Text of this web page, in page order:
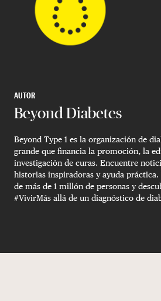
AUTOR
Beyond Diabetes
Beyond Type 1 es la organización de
grande que financia la promoción, la
investigación de curas. Encuentre
historias inspiradoras y ayuda práctica.
de más de 1 millón de personas y
#VivirMás allá de un diagnóstico de